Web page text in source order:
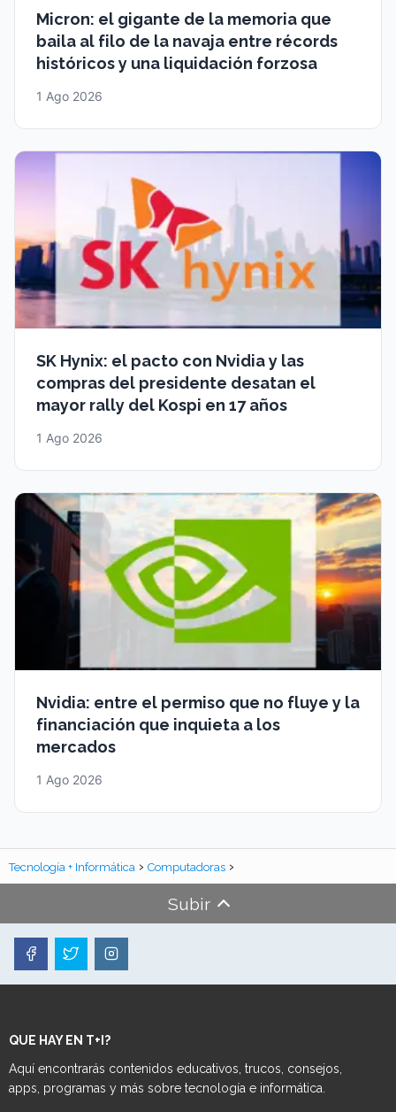
Micron: el gigante de la memoria que
baila al filo de la navaja entre récords
históricos y una liquidación forzosa
1 Ago 2026
SK Hynix: el pacto con Nvidia y las
compras del presidente desatan el
mayor rally del Kospi en 17 años
1 Ago 2026
Nvidia: entre el permiso que no fluye y la
financiación que inquieta a los
mercados
1 Ago 2026
Tecnología + Informática Computadoras
Subir
QUE HAY EN T+I?
Aquí encontrarás contenidos educativos, trucos, consejos,
apps, programas y más sobre tecnología e informática.